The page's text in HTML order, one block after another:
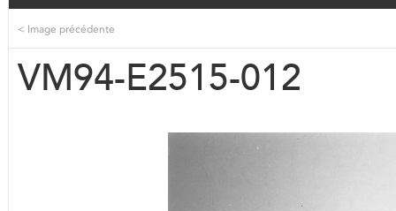
< Image précédente
VM94-E2515-012